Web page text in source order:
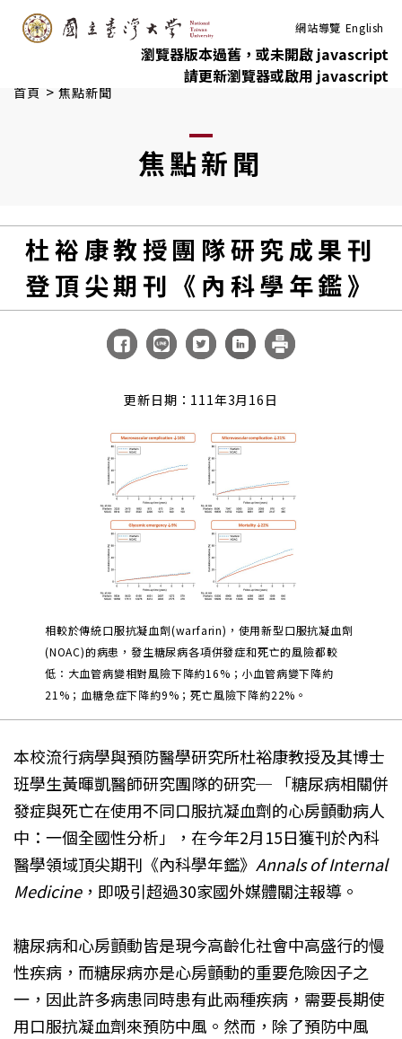
跳到主要內容 網站導覽 English
瀏覽器版本過舊，或未開啟 javascript
請更新瀏覽器或啟用 javascript
首頁 > 焦點新聞
焦點新聞
杜裕康教授團隊研究成果刊
登頂尖期刊《內科學年鑑》
更新日期：111年3月16日
相較於傳統口服抗凝血劑(warfarin)，使用新型口服抗凝血劑
(NOAC)的病患，發生糖尿病各項併發症和死亡的風險都較
低：大血管病變相對風險下降約16%；小血管病變下降約
21%；血糖急症下降約9%；死亡風險下降約22%。
本校流行病學與預防醫學研究所杜裕康教授及其博士
班學生黃暉凱醫師研究團隊的研究─ 「糖尿病相關併
發症與死亡在使用不同口服抗凝血劑的心房顫動病人
中：一個全國性分析」，在今年2月15日獲刊於內科
醫學領域頂尖期刊《內科學年鑑》 Annals of Internal
Medicine，即吸引超過30家國外媒體關注報導。
糖尿病和心房顫動皆是現今高齡化社會中高盛行的慢
性疾病，而糖尿病亦是心房顫動的重要危險因子之
一，因此許多病患同時患有此兩種疾病，需要長期使
用口服抗凝血劑來預防中風。然而，除了預防中風